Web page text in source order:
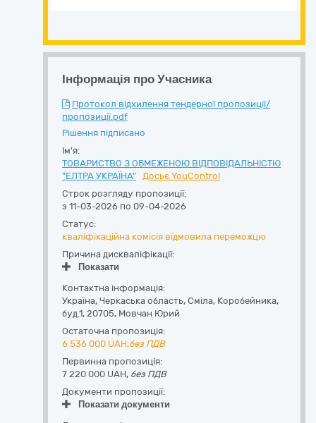
Інформація про Учасника
Протокол відхилення тендерної пропозиції/
пропозиції.pdf
Рішення підписано
Ім'я:
ТОВАРИСТВО З ОБМЕЖЕНОЮ ВІДПОВІДАЛЬНІСТЮ
"ЕЛТРА УКРАЇНА"
Досьє YouControl
Строк розгляду пропозиції:
з 11-03-2026 по 09-04-2026
Статус:
кваліфікаційна комісія відмовила переможцю
Причина дискваліфікації:
Показати
Контактна інформація:
Україна, Черкаська область, Сміла, Коробейника,
буд.1, 20705, Мовчан Юрий
Остаточна пропозиція:
6 536 000 UAH,без ПДВ
Первинна пропозиція:
7 220 000 UAH, без ПДВ
Документи пропозиції:
Показати документи